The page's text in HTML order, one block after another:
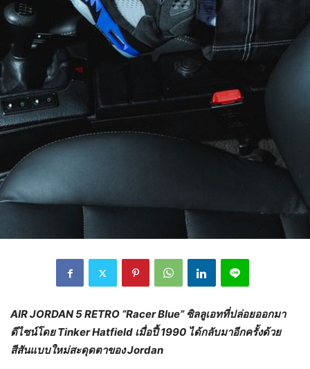
AIR JORDAN 5 RETRO “Racer Blue”ซิลลูเอทที่ปล่อยออกมา
ดีไซน์โดยTinker Hatfield เมื่อปี้1990 ได้กลับมาอีกครั้งด้วย
สีสันแบบใหม่สะดุดตาของJordan